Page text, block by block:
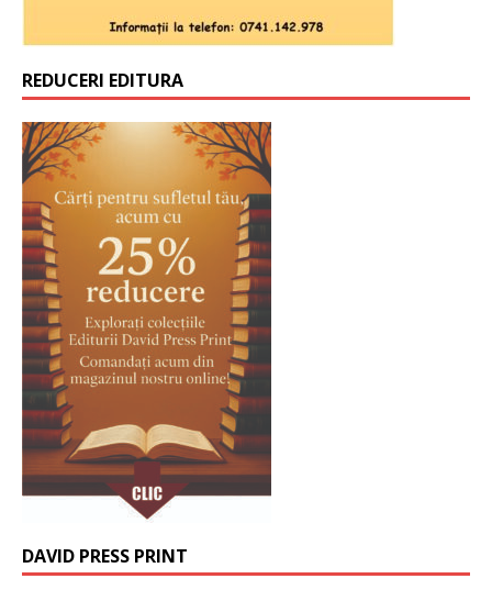
REDUCERI EDITURA
DAVID PRESS PRINT